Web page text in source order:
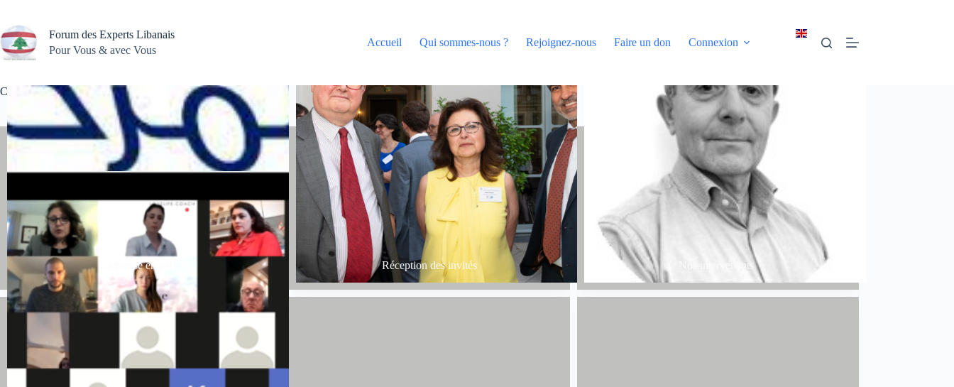
contenu
Forum des Experts Libanais
Pour Vous & avec Vous
Accueil Qui sommes-nous ? Rejoignez-nous Faire un don Connexion
Comment retrouver sa vie après la crise sanitaire
La presse en parle Réception des invités Nos intervenants